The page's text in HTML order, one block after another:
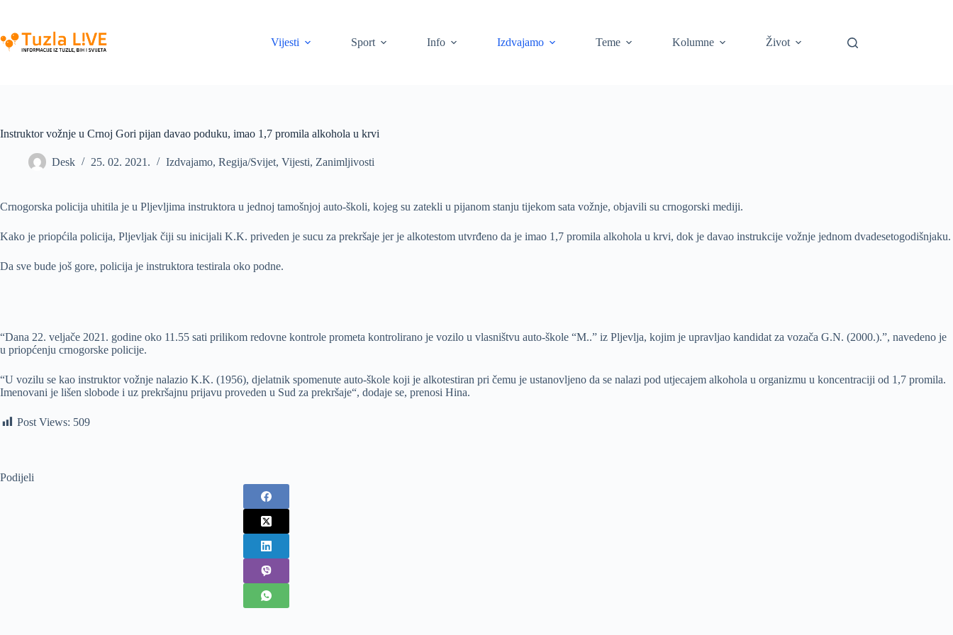
content
Vijesti
Sport Info Izdvajamo Teme Kolumne Život
Instruktor vožnje u Crnoj Gori pijan davao poduku, imao 1,7 promila alkohola u krvi
Desk 25. 02. 2021. Izdvajamo, Regija/Svijet, Vijesti, Zanimljivosti
Crnogorska policija uhitila je u Pljevljima instruktora u jednoj tamošnjoj auto-školi, kojeg su zatekli u pijanom stanju tijekom sata vožnje, objavili su crnogorski mediji.
Kako je priopćila policija, Pljevljak čiji su inicijali K.K. priveden je sucu za prekršaje jer je alkotestom utvrđeno da je imao 1,7 promila alkohola u krvi, dok je davao instrukcije vožnje jednom dvadesetogodišnjaku.
Da sve bude još gore, policija je instruktora testirala oko podne.
“Dana 22. veljače 2021. godine oko 11.55 sati prilikom redovne kontrole prometa kontrolirano je vozilo u vlasništvu auto-škole “M..” iz Pljevlja, kojim je upravljao kandidat za vozača G.N. (2000.).”, navedeno je
u priopćenju crnogorske policije.
“U vozilu se kao instruktor vožnje nalazio K.K. (1956), djelatnik spomenute auto-škole koji je alkotestiran pri čemu je ustanovljeno da se nalazi pod utjecajem alkohola u organizmu u koncentraciji od 1,7 promila.
Imenovani je lišen slobode i uz prekršajnu prijavu proveden u Sud za prekršaje“, dodaje se, prenosi Hina.
Post Views: 509
Podijeli